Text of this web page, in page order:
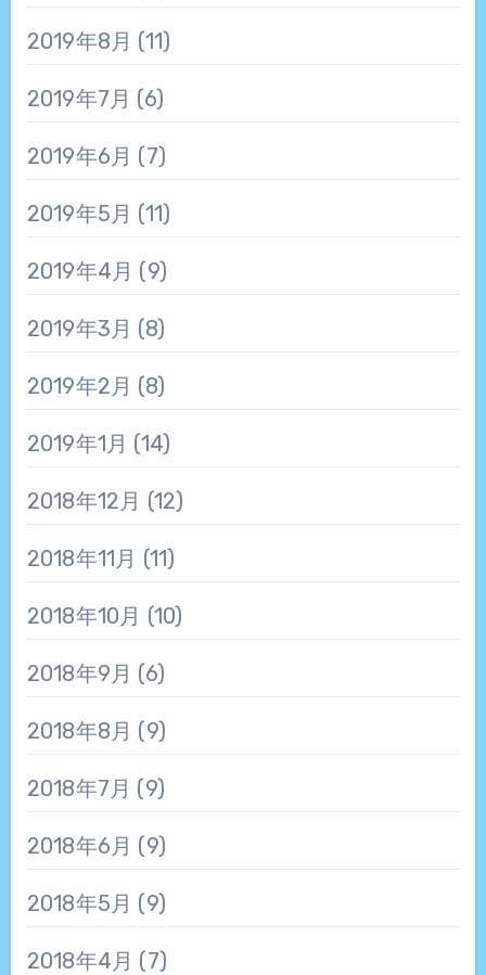
2019年8月 (11)
2019年7月 (6)
2019年6月 (7)
2019年5月 (11)
2019年4月 (9)
2019年3月 (8)
2019年2月 (8)
2019年1月 (14)
2018年12月 (12)
2018年11月 (11)
2018年10月 (10)
2018年9月 (6)
2018年8月 (9)
2018年7月 (9)
2018年6月 (9)
2018年5月 (9)
2018年4月 (7)